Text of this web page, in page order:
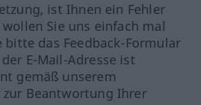
ist Ihnen ein Fehler
Sie uns einfach mal
bitte das Feedback-Formular
E-Mail-Adresse ist
gemäß unserem
zur Beantwortung Ihrer